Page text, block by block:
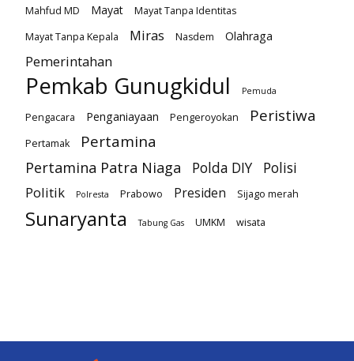
Mahfud MD
Mayat
Mayat Tanpa Identitas
Mayat Tanpa Kepala
Miras Nasdem Olahraga
Pemerintahan
Pemkab Gunugkidul Pemuda
Pengacara Penganiayaan Pengeroyokan Peristiwa
Pertamak Pertamina
Pertamina Patra Niaga Polda DIY
Polisi
Politik
Polresta Prabowo Presiden Sijago merah
Sunaryanta Tabung Gas UMKM wisata